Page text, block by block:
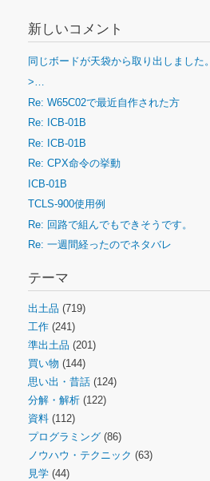
新しいコメント
同じボードが天袋から取り出しました。
>…
Re: W65C02で最近自作された方
Re: ICB-01B
Re: ICB-01B
Re: CPX命令の挙動
ICB-01B
TCLS-900使用例
Re: 回路で組んでもできそうです。
Re: 一週間経ったのでネタバレ
テーマ
出土品 (719)
工作 (241)
準出土品 (201)
買い物 (144)
思い出・昔話 (124)
分解・解析 (122)
資料 (112)
プログラミング (86)
ノウハウ・テクニック (63)
見学 (44)